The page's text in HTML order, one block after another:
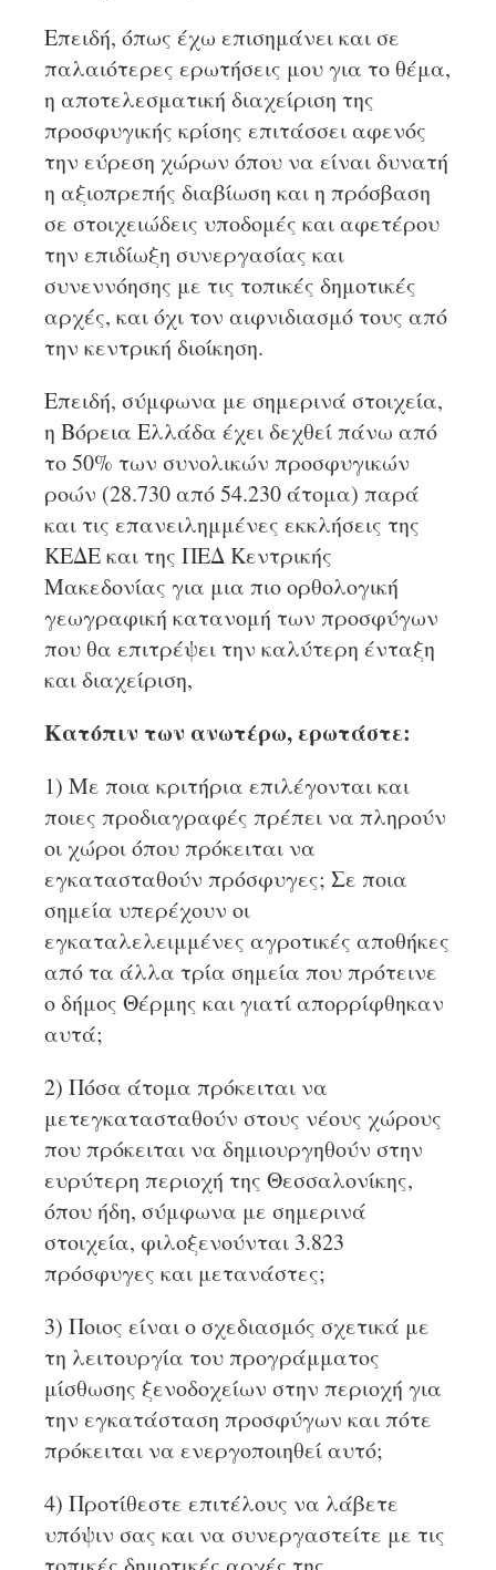
Επειδή, όπως έχω επισημάνει και σε
παλαιότερες ερωτήσεις μου για το θέμα,
η αποτελεσματική διαχείριση της
προσφυγικής κρίσης επιτάσσει αφενός
την εύρεση χώρων όπου να είναι δυνατή
η αξιοπρεπής διαβίωση και η πρόσβαση
σε στοιχειώδεις υποδομές και αφετέρου
την επιδίωξη συνεργασίας και
συνεννόησης με τις τοπικές δημοτικές
αρχές, και όχι τον αιφνιδιασμό τους από
την κεντρική διοίκηση.
Επειδή, σύμφωνα με σημερινά στοιχεία,
η Βόρεια Ελλάδα έχει δεχθεί πάνω από
το 50% των συνολικών προσφυγικών
ροών (28.730 από 54.230 άτομα) παρά
και τις επανειλημμένες εκκλήσεις της
ΚΕΔΕ και της ΠΕΔ Κεντρικής
Μακεδονίας για μια πιο ορθολογική
γεωγραφική κατανομή των προσφύγων
που θα επιτρέψει την καλύτερη ένταξη
και διαχείριση,
Κατόπιν των ανωτέρω, ερωτάστε:
1) Με ποια κριτήρια επιλέγονται και
ποιες προδιαγραφές πρέπει να πληρούν
οι χώροι όπου πρόκειται να
εγκατασταθούν πρόσφυγες; Σε ποια
σημεία υπερέχουν οι
εγκαταλελειμμένες αγροτικές αποθήκες
από τα άλλα τρία σημεία που πρότεινε
ο δήμος Θέρμης και γιατί απορρίφθηκαν
αυτά;
2) Πόσα άτομα πρόκειται να
μετεγκατασταθούν στους νέους χώρους
που πρόκειται να δημιουργηθούν στην
ευρύτερη περιοχή της Θεσσαλονίκης,
όπου ήδη, σύμφωνα με σημερινά
στοιχεία, φιλοξενούνται 3.823
πρόσφυγες και μετανάστες;
3) Ποιος είναι ο σχεδιασμός σχετικά με
τη λειτουργία του προγράμματος
μίσθωσης ξενοδοχείων στην περιοχή για
την εγκατάσταση προσφύγων και πότε
πρόκειται να ενεργοποιηθεί αυτό;
4) Προτίθεστε επιτέλους να λάβετε
υπόψιν σας και να συνεργαστείτε με τις